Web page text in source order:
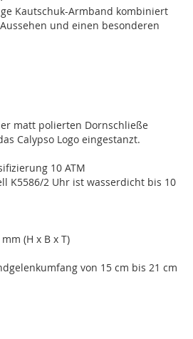
Kautschuk-Armband kombiniert
und einen besonderen
matt polierten Dornschließe
Calypso Logo eingestanzt.
10 ATM
K5586/2 Uhr ist wasserdicht bis 10
(H x B x T)
von 15 cm bis 21 cm